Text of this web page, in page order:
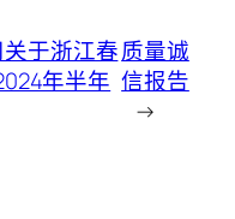
于浙江春
年半年
质量诚
信报告
→